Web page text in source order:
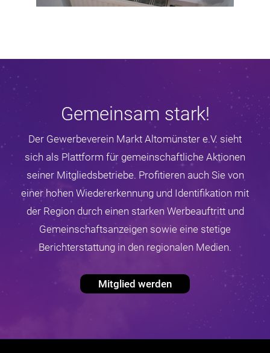
Gemeinsam stark!
Der Gewerbeverein Markt Altomünster e.V. sieht
sich als Plattform für gemeinschaftliche Aktionen
seiner Mitgliedsbetriebe. Profitieren auch Sie von
einer hohen Wiedererkennung und Identifikation mit
der Region durch einen starken Werbeauftritt und
Gemeinschaftsanzeigen sowie eine stetige
Berichterstattung in den regionalen Medien.
Mitglied werden